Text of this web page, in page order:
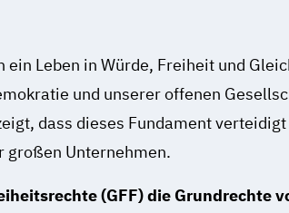
Leben in Würde, Freiheit und
und unserer offenen
dass dieses Fundament
großen Unternehmen.
(GFF) die Grundrechte